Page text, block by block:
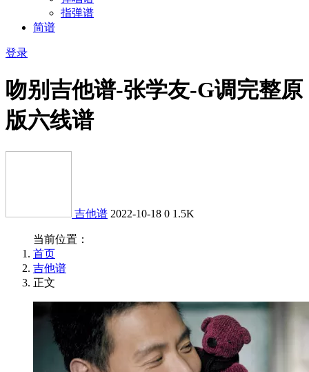
指弹谱
简谱
登录
吻别吉他谱-张学友-G调完整原
版六线谱
吉他谱 2022-10-18 0 1.5K
当前位置：
首页
吉他谱
正文